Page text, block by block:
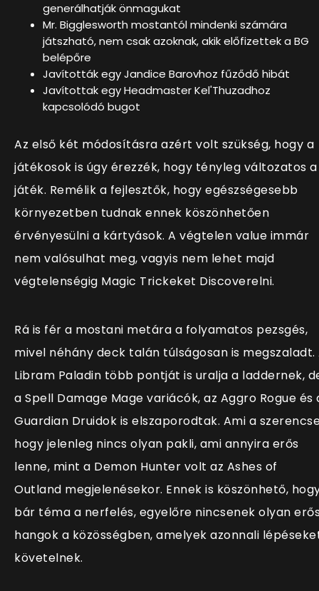
generálhatják önmagukat
Mr. Bigglesworth mostantól mindenki számára
játszható, nem csak azoknak, akik előfizettek a BG
belépőre
Javították egy Jandice Barovhoz fűződő hibát
Javítottak egy Headmaster Kel'Thuzadhoz
kapcsolódó bugot
Az első két módosításra azért volt szükség, hogy a
játékosok is úgy érezzék, hogy tényleg változatos a
játék. Remélik a fejlesztők, hogy egészségesebb
környezetben tudnak ennek köszönhetően
érvényesülni a kártyások. A végtelen value immár
nem valósulhat meg, vagyis nem lehet majd
végtelenségig Magic Trickeket Discoverelni.
Rá is fér a mostani metára a folyamatos pezsgés,
mivel néhány deck talán túlságosan is megszaladt.
Libram Paladin több pontját is uralja a laddernek,
a Spell Damage Mage variácók, az Aggro Rogue és
Guardian Druidok is elszaporodtak. Ami a
hogy jelenleg nincs olyan pakli, ami annyira erős
lenne, mint a Demon Hunter volt az Ashes of
Outland megjelenésekor. Ennek is köszönhető,
bár téma a nerfelés, egyelőre nincsenek olyan
hangok a közösségben, amelyek azonnali
követelnek.